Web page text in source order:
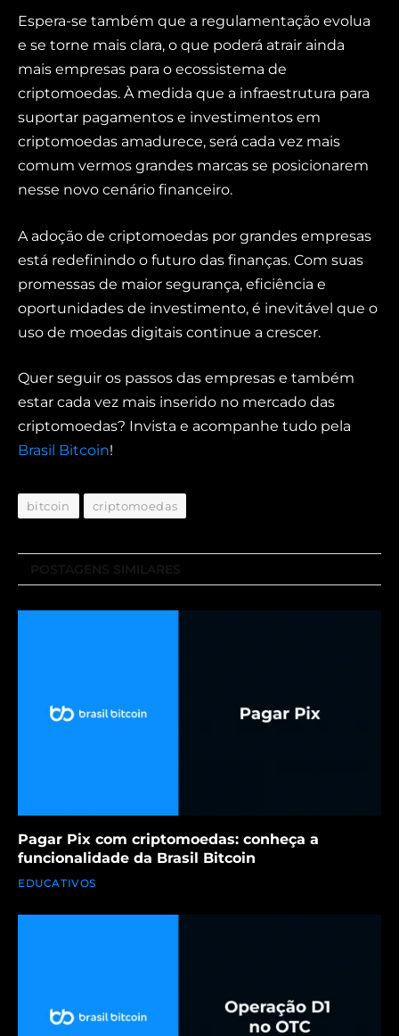
Espera-se também que a regulamentação evolua
e se torne mais clara, o que poderá atrair ainda
mais empresas para o ecossistema de
criptomoedas. À medida que a infraestrutura para
suportar pagamentos e investimentos em
criptomoedas amadurece, será cada vez mais
comum vermos grandes marcas se posicionarem
nesse novo cenário financeiro.
A adoção de criptomoedas por grandes empresas
está redefinindo o futuro das finanças. Com suas
promessas de maior segurança, eficiência e
oportunidades de investimento, é inevitável que o
uso de moedas digitais continue a crescer.
Quer seguir os passos das empresas e também
estar cada vez mais inserido no mercado das
criptomoedas? Invista e acompanhe tudo pela
Brasil Bitcoin!
bitcoin criptomoedas
Pagar Pix com criptomoedas: conheça a
funcionalidade da Brasil Bitcoin
EDUCATIVOS